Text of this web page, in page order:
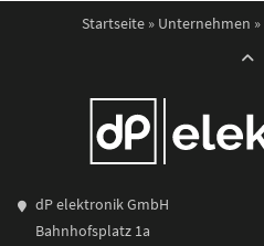
Startseite » Unternehmen »
dP elektronik GmbH
Bahnhofsplatz 1a